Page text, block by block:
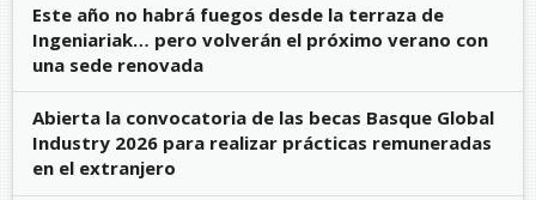
Este año no habrá fuegos desde la terraza de
Ingeniariak… pero volverán el próximo verano con
una sede renovada
Abierta la convocatoria de las becas Basque Global
Industry 2026 para realizar prácticas remuneradas
en el extranjero